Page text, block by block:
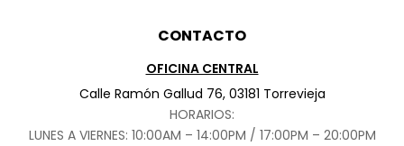
CONTACTO
OFICINA CENTRAL
Calle Ramón Gallud 76, 03181 Torrevieja
HORARIOS:
LUNES A VIERNES: 10:00AM – 14:00PM / 17:00PM – 20:00PM